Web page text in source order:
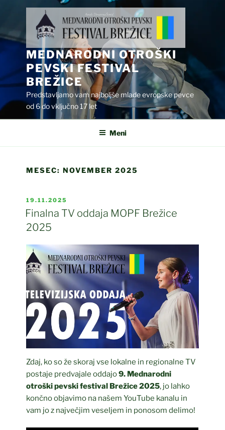
vsebino
MEDNARODNI OTROŠKI
PEVSKI FESTIVAL
BREŽICE
Predstavljamo vam najboljše mlade evropske pevce
od 6 do vključno 17 let
Meni
MESEC:NOVEMBER 2025
OBJAVLJENO
DNE
19.11.2025
Finalna TV oddaja MOPF Brežice
2025
Zdaj, ko so že skoraj vse lokalne in regionalne TV
postaje predvajale oddajo9. Mednarodni
otroški pevski festival Brežice 2025, jo lahko
končno objavimo na našem YouTube kanalu in
vam jo z največjim veseljem in ponosom delimo!